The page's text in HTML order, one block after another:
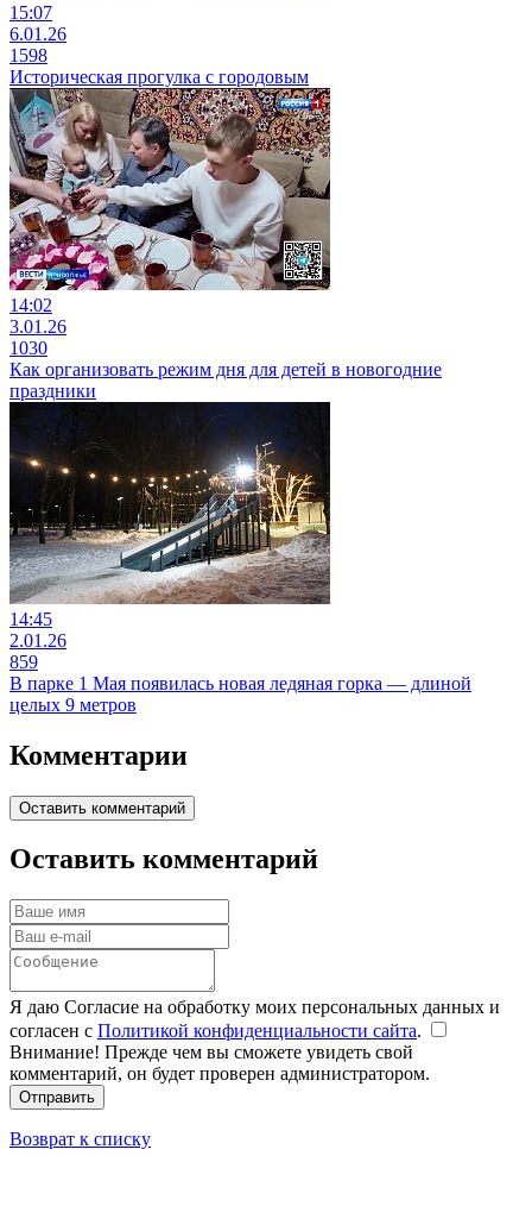
15:07
6.01.26
1598
Историческая прогулка с городовым
14:02
3.01.26
1030
Как организовать режим дня для детей в новогодние
праздники
14:45
2.01.26
859
В парке 1 Мая появилась новая ледяная горка — длиной
целых 9 метров
Комментарии
Оставить комментарий
Оставить комментарий
Я даю Согласие на обработку моих персональных данных и
согласен с Политикой конфиденциальности сайта.
Внимание! Прежде чем вы сможете увидеть свой
комментарий, он будет проверен администратором.
Отправить
Возврат к списку